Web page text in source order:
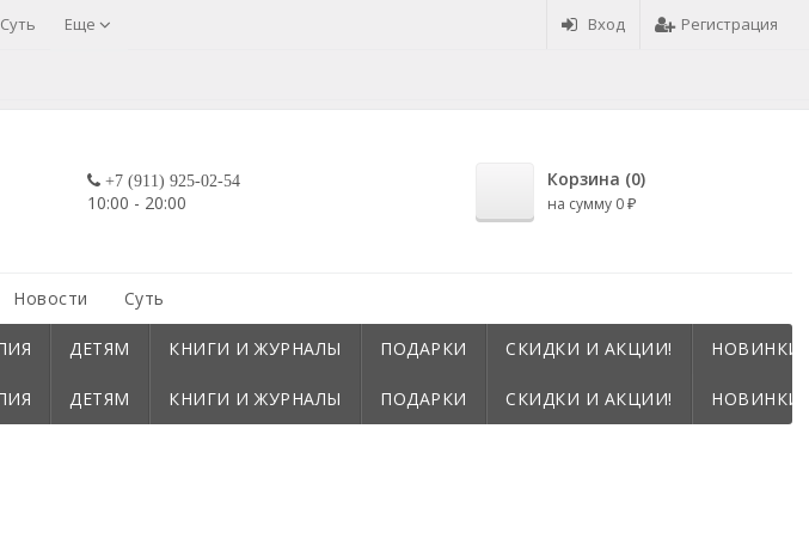
Вход Регистрация
Суть Еще
+7 (911) 925-02-54
10:00 - 20:00
Корзина (0)
на сумму 0 ₽
Новости Суть
ДЕТЯМ КНИГИ И ЖУРНАЛЫ ПОДАРКИ СКИДКИ И АКЦИИ! НОВИНКИ!
ДЕТЯМ КНИГИ И ЖУРНАЛЫ ПОДАРКИ СКИДКИ И АКЦИИ! НОВИНКИ!